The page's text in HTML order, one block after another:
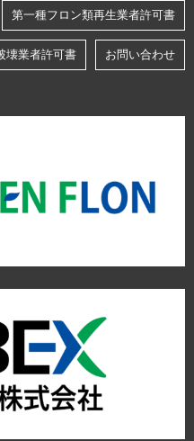
第一種フロン類再生業者許可書
壊業者許可書 お問い合わせ